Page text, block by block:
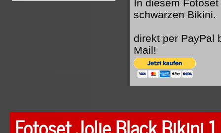
In diesem
schwarzen Bikini.
direkt per PayPal
Mail!
Fotoset Jolie Black Bikini 1